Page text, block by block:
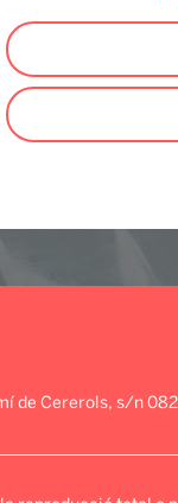
de Cererols, s/n